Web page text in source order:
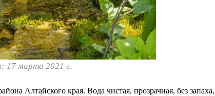
17 марта 2021 г.
Алтайского края. Вода чистая, прозрачная, без